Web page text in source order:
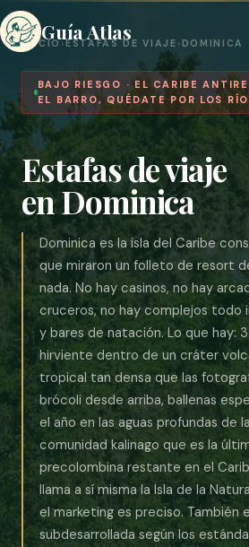
Guía Atlas
INICIO›ESTAFAS DE VIAJE ›DOMINICA
BAJO RIESGO · EL CARIBE
EL BARRO, QUÉDATE POR LOS
Estafas de viaje
en Dominica
Dominica es la isla del Caribe
que miraron un folleto de resort
nada. No hay casinos, no hay
cruceros, no hay complejos todo
y bares de natación. Lo que hay:
hirviente dentro de un cráter
tropical tan densa que las
brócoli desde arriba, ballenas
el año en las aguas profundas de
comunidad kalinago que es la
precolombina restante en el
llama a sí misma la Isla de la
el marketing es preciso. También
subdesarrollada según los